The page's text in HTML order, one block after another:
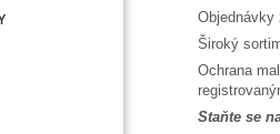
Objednávky
Široký
Ochrana
Staňte se